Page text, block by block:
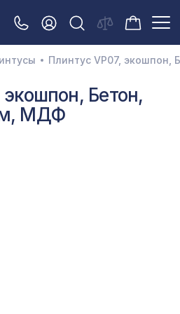
Плинтус VP07,
экошпон, Бетон,
МДФ